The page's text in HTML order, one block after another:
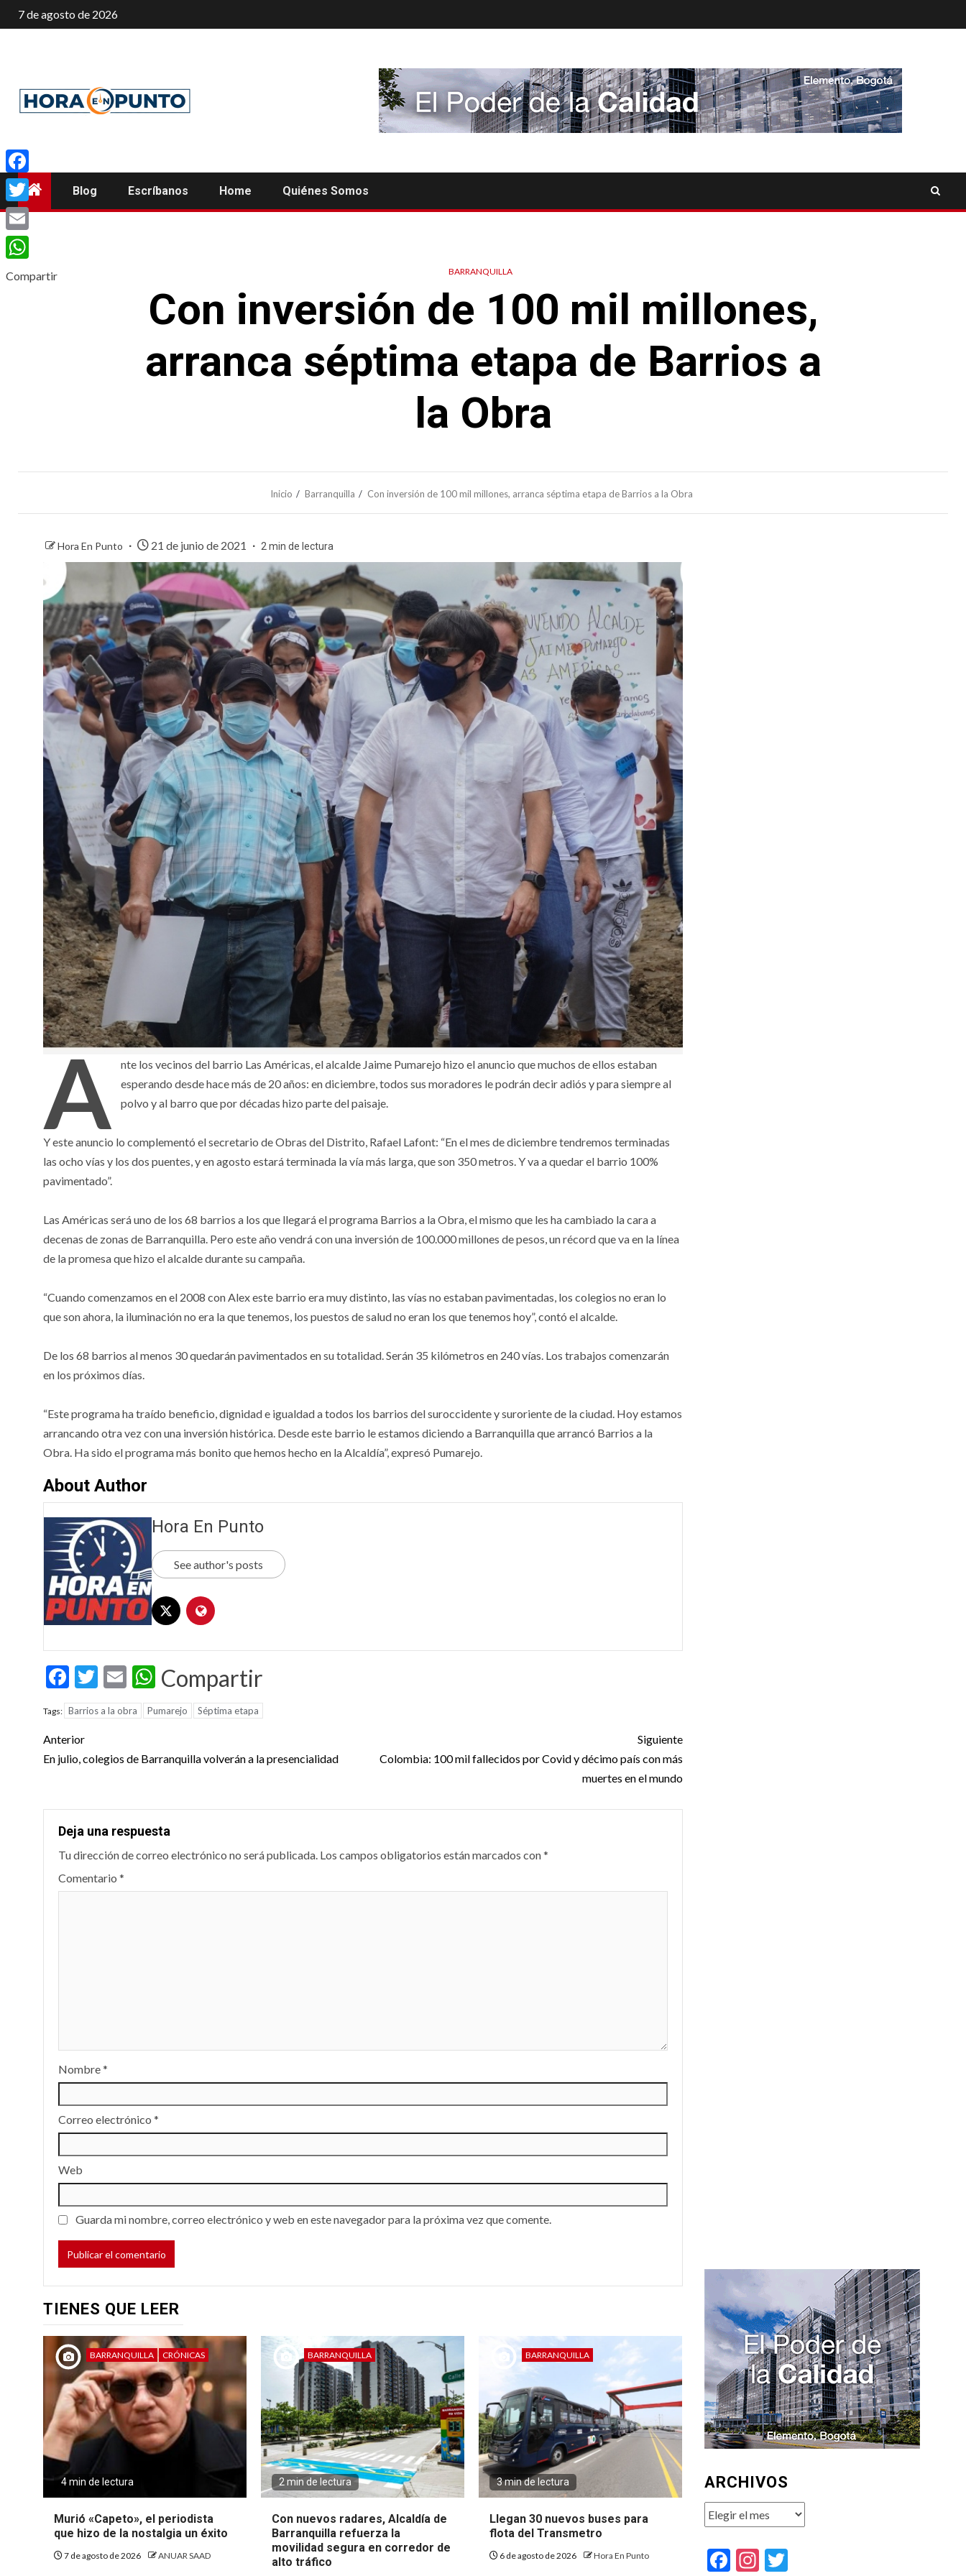
Saltar
al
7 de agosto de 2026
Blog Escríbanos Home Quiénes Somos
BARRANQUILLA
Con inversión de 100 mil millones,
arranca séptima etapa de Barrios a
la Obra
Inicio Barranquilla Con inversión de 100 mil millones, arranca séptima etapa de Barrios a la Obra
Hora En Punto 21 de junio de 2021 2 min de lectura
A
nte los vecinos del barrio Las Américas, el alcalde Jaime Pumarejo hizo el anuncio que muchos de ellos estaban
esperando desde hace más de 20 años: en diciembre, todos sus moradores le podrán decir adiós y para siempre al
polvo y al barro que por décadas hizo parte del paisaje.
Y este anuncio lo complementó el secretario de Obras del Distrito, Rafael Lafont: “En el mes de diciembre tendremos terminadas
las ocho vías y los dos puentes, y en agosto estará terminada la vía más larga, que son 350 metros. Y va a quedar el barrio 100%
pavimentado”.
Las Américas será uno de los 68 barrios a los que llegará el programa Barrios a la Obra, el mismo que les ha cambiado la cara a
decenas de zonas de Barranquilla. Pero este año vendrá con una inversión de 100.000 millones de pesos, un récord que va en la línea
de la promesa que hizo el alcalde durante su campaña.
“Cuando comenzamos en el 2008 con Alex este barrio era muy distinto, las vías no estaban pavimentadas, los colegios no eran lo
que son ahora, la iluminación no era la que tenemos, los puestos de salud no eran los que tenemos hoy”, contó el alcalde.
De los 68 barrios al menos 30 quedarán pavimentados en su totalidad. Serán 35 kilómetros en 240 vías. Los trabajos comenzarán
en los próximos días.
“Este programa ha traído beneficio, dignidad e igualdad a todos los barrios del suroccidente y suroriente de la ciudad. Hoy estamos
arrancando otra vez con una inversión histórica. Desde este barrio le estamos diciendo a Barranquilla que arrancó Barrios a la
Obra. Ha sido el programa más bonito que hemos hecho en la Alcaldía”, expresó Pumarejo.
About Author
Hora En Punto
See author's posts
Facebook
Twitter
EmailWhatsApp
Compartir
Tags: Barrios a la obra Pumarejo Séptima etapa
Post
navigation
Anterior
En julio, colegios de Barranquilla volverán a la presencialidad
Siguiente
Colombia: 100 mil fallecidos por Covid y décimo país con más
muertes en el mundo
Deja una respuesta
Tu dirección de correo electrónico no será publicada. Los campos obligatorios están marcados con*
Comentario *
Nombre*
Correo electrónico *
Web
Guarda mi nombre, correo electrónico y web en este navegador para la próxima vez que comente.
TIENES QUE LEER
BARRANQUILLA CRÓNICAS
4 min de lectura
Murió «Capeto», el periodista
que hizo de la nostalgia un éxito
7 de agosto de 2026 ANUAR SAAD
BARRANQUILLA
2 min de lectura
Con nuevos radares, Alcaldía de
Barranquilla refuerza la
movilidad segura en corredor de
alto tráfico
BARRANQUILLA
3 min de lectura
Llegan 30 nuevos buses para
flota del Transmetro
6 de agosto de 2026 Hora En Punto
ARCHIVOS
Archivos
Facebook
Instagram
Twitter
Facebook
Twitter
Email
WhatsApp
Compartir